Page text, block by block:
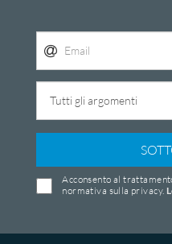
Acconsento al
normativa sulla privacy.